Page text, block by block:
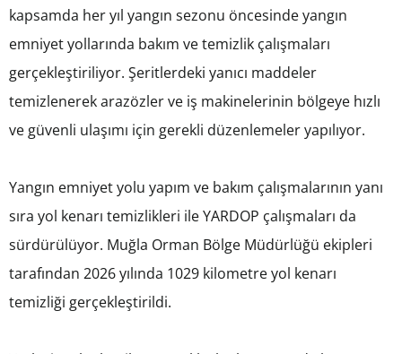
kapsamda her yıl yangın sezonu öncesinde yangın
emniyet yollarında bakım ve temizlik çalışmaları
gerçekleştiriliyor. Şeritlerdeki yanıcı maddeler
temizlenerek arazözler ve iş makinelerinin bölgeye hızlı
ve güvenli ulaşımı için gerekli düzenlemeler yapılıyor.
Yangın emniyet yolu yapım ve bakım çalışmalarının yanı
sıra yol kenarı temizlikleri ile YARDOP çalışmaları da
sürdürülüyor. Muğla Orman Bölge Müdürlüğü ekipleri
tarafından 2026 yılında 1029 kilometre yol kenarı
temizliği gerçekleştirildi.